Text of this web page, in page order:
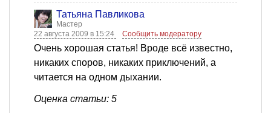
Татьяна Павликова
Мастер
22 августа 2009 в 15:24
Сообщить модератору
Очень хорошая статья! Вроде всё известно,
никаких споров, никаких приключений, а
читается на одном дыхании.
Оценка статьи: 5